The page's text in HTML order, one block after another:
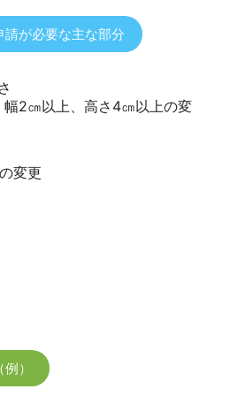
請が必要な主な部分
2㎝以上、高さ4㎝以上の変
変更
）